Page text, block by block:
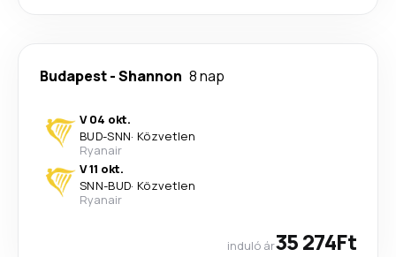
Budapest-Shannon 8 nap
V 04 okt.
BUD-SNN· Közvetlen
Ryanair
V 11 okt.
SNN-BUD· Közvetlen
Ryanair
induló ár35 274Ft